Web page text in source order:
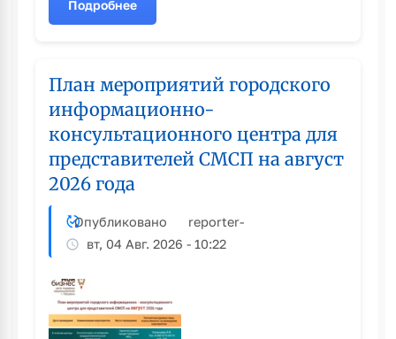
Подробнее
о
зарегистрировались
на
Форум
индустрий
Алтайского
«Мой
креатив.
План мероприятий городского
информационно-
консультационного центра для
представителей СМСП на август
2026 года
Опубликовано reporter-
вт, 04 Авг. 2026 - 10:22